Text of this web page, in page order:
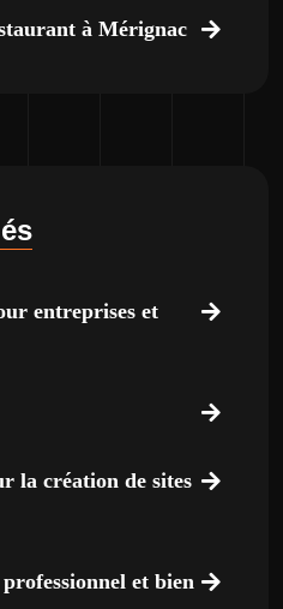
à Mérignac
entreprises et
la création de sites
et bien